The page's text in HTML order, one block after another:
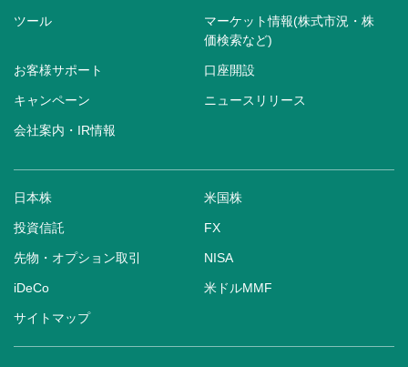
ツール
マーケット情報(株式市況・株
価検索など)
お客様サポート 口座開設
キャンペーン ニュースリリース
会社案内・IR情報
日本株 米国株
投資信託 FX
先物・オプション取引 NISA
iDeCo 米ドルMMF
サイトマップ